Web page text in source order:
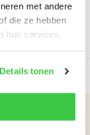
met andere
die ze hebben
hun services.
Details tonen